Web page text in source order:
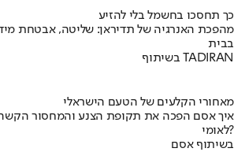
כך תחסכו בחשמל בלי להזיע
מהפכת האנרגיה של תדיראן: שליטה, אבטחת
בבית
בשיתוף TADIRAN
מאחורי הקלעים של הטעם הישראלי
לאומי?
בשיתוף אסם